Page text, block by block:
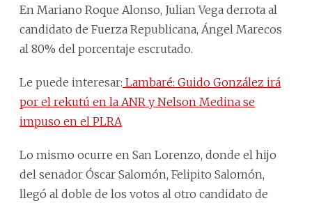
En Mariano Roque Alonso, Julian Vega derrota al
candidato de Fuerza Republicana, Ángel Marecos
al 80% del porcentaje escrutado.
Le puede interesar: Lambaré: Guido González irá
por el rekutú en la ANR y Nelson Medina se
impuso en el PLRA
Lo mismo ocurre en San Lorenzo, donde el hijo
del senador Óscar Salomón, Felipito Salomón,
llegó al doble de los votos al otro candidato de